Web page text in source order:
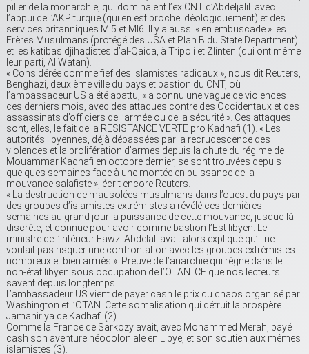
pilier de la monarchie, qui dominaient l’ex CNT d’Abdeljalil avec
l’appui de l’AKP turque (qui en est proche idéologiquement) et des
services britanniques MI5 et MI6. Il y a aussi « en embuscade » les
Frères Musulmans (protégé des USA et Plan B du State Department)
et les katibas djihadistes d’al-Qaida, à Tripoli et Zlinten (qui ont même
leur parti, Al Watan).
« Considérée comme fief des islamistes radicaux », nous dit Reuters,
Benghazi, deuxième ville du pays et bastion du CNT, où
l’ambassadeur US a été abattu, « a connu une vague de violences
ces derniers mois, avec des attaques contre des Occidentaux et des
assassinats d’officiers de l’armée ou de la sécurité ». Ces attaques
sont, elles, le fait de la RESISTANCE VERTE pro Kadhafi (1). « Les
autorités libyennes, déjà dépassées par la recrudescence des
violences et la prolifération d’armes depuis la chute du régime de
Mouammar Kadhafi en octobre dernier, se sont trouvées depuis
quelques semaines face à une montée en puissance de la
mouvance salafiste », écrit encore Reuters.
« La destruction de mausolées musulmans dans l’ouest du pays par
des groupes d’islamistes extrémistes a révélé ces dernières
semaines au grand jour la puissance de cette mouvance, jusque-là
discrète, et connue pour avoir comme bastion l’Est libyen. Le
ministre de l’Intérieur Fawzi Abdelali avait alors expliqué qu’il ne
voulait pas risquer une confrontation avec les groupes extrémistes
nombreux et bien armés ». Preuve de l’anarchie qui règne dans le
non-état libyen sous occupation de l’OTAN. CE que nos lecteurs
savent depuis longtemps.
L’ambassadeur US vient de payer cash le prix du chaos organisé par
Washington et l’OTAN. Cette somalisation qui détruit la prospère
Jamahiriya de Kadhafi (2).
Comme la France de Sarkozy avait, avec Mohammed Merah, payé
cash son aventure néocoloniale en Libye, et son soutien aux mêmes
islamistes (3).